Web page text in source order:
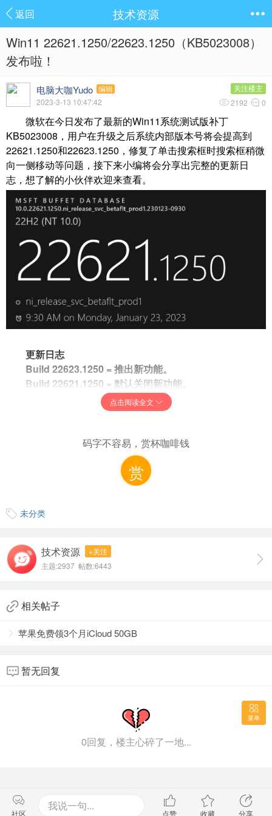
返回 技术资源
Win11 22621.1250/22623.1250（KB5023008）
发布啦！
电脑大咖Yudo 编辑
2023-3-13 10:47:42
关注楼主
2192 0
微软在今日发布了最新的Win11系统测试版补丁
KB5023008，用户在升级之后系统内部版本号将会提高到
22621.1250和22623.1250，修复了单击搜索框时搜索框稍微
向一侧移动等问题，接下来小编将会分享出完整的更新日
志，想了解的小伙伴欢迎来查看。
更新日志
Build 22623.1250 = 推出新功能。
Build 22621.1250 = 默认关闭新功能。
提醒：之前使用 Build 22622 的内部人员将通过 启用包
自动转移到 Build 22623 。启用包人为地增加了更新的内部
闭功能的更新设备区分开来。此方法仅用于 Beta 频道，并不
表示最终功能推出的任何更改或计划。
默认情况下关闭新功能（Build 22621.xxxx）的组内人员
可以检查更新并选择安装将推出功能的更新（Build
22621.1250 和 22623.1250 的变化和改进
我们正在为 IT 管理员添加一项新策略，以管理任务栏上
的搜索框在其组织中的显示方式。有关详细信息，请参阅此
博客文章。
［任务管理器］
在搜索框中键入 F 现在应该可以再次使用了。
修复了“讲述人”未读出对话框中的某些文本的问题。
如果您进行搜索然后按向下箭头，键盘焦点现在应该从
修复了“详细信息”选项卡中结束进程未显示确认对话框的
增加文本缩放比例不应再导致“查看更多”按钮出现无内
如果您启用了对比主题并在 Processes 页面中选择了其
中一行，那么该行现在应该显示它已被选中。
点击阅读全文
码字不容易，赏杯咖啡钱
赏
未分类
技术资源
+关注
主题:2937 帖数:6443
相关帖子
苹果免费领3个月iCloud 50GB
暂无回复
0回复，楼主心碎了一地...
社区
我说一句...
点赞 收藏 分享
菜单